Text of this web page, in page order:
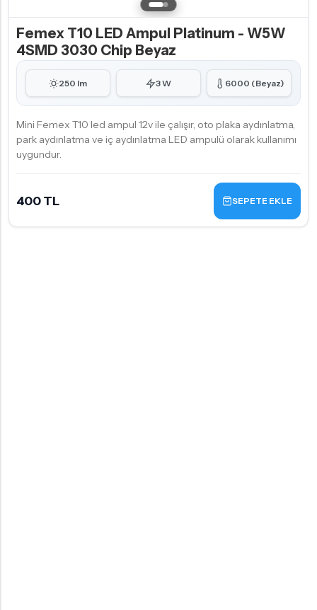
Femex T10 LED Ampul Platinum - W5W
4SMD 3030 Chip Beyaz
250 lm 3 W 6000 (Beyaz)
Mini Femex T10 led ampul 12v ile çalışır, oto plaka aydınlatma,
park aydınlatma ve iç aydınlatma LED ampulü olarak kullanımı
uygundur.
400 TL SEPETE EKLE